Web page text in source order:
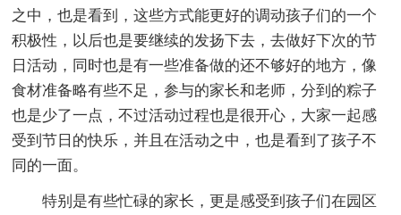
之中，也是看到，这些方式能更好的调动孩子们的一个
积极性，以后也是要继续的发扬下去，去做好下次的节
日活动，同时也是有一些准备做的还不够好的地方，像
食材准备略有些不足，参与的家长和老师，分到的粽子
也是少了一点，不过活动过程也是很开心，大家一起感
受到节日的快乐，并且在活动之中，也是看到了孩子不
同的一面。
特别是有些忙碌的家长，更是感受到孩子们在园区